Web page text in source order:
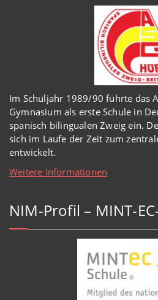
Im Schuljahr 1989/90 führte das
Gymnasium als erste Schule in
spanisch bilingualen Zweig ein.
sich im Laufe der Zeit zum
entwickelt.
Weitere Informationen
NIM-Profil – MINT-